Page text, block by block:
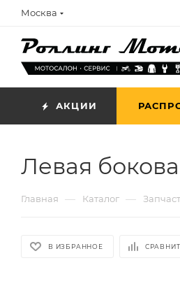
Москва
АКЦИИ
Левая
Главная — Каталог —
В ИЗБРАННОЕ